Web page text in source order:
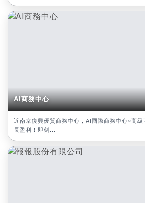
AI商務中心
近南京復興優質商務中心，AI國際商務中心~高
長盈利！即刻...